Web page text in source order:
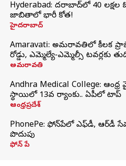
Hyderabad: హైదరాబాద్‌లో 40 లక్షల
జాబితాలో భారీ కోత!
హైదరాబాద్
Amaravati: అమరావతిలో కీలక
రోడ్డు, ఎమ్మెల్యే-ఎమ్మెల్సీ టవర్లకు
అమరావతి
Andhra Medical College:
స్థాయిలో 13వ ర్యాంకు.. ఏపీలో టాప్
ఆంధ్రప్రదేశ్
PhonePe: ఫోన్‌పేలో ఎఫ్‌డీ, ఆర్‌డీ
పొదుపు
ఫోన్‌ పే